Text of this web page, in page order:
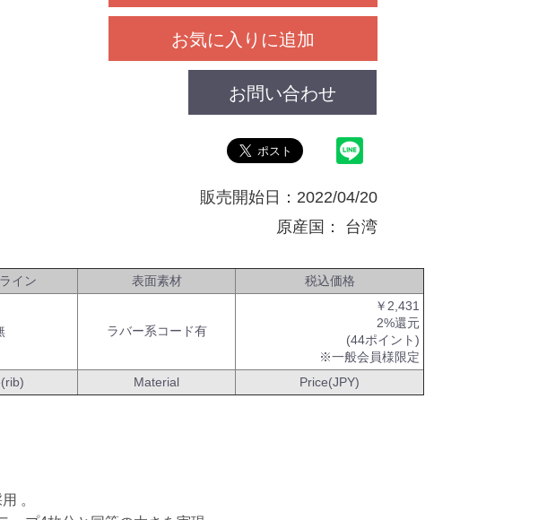
お気に入りに追加
お問い合わせ
販売開始日：2022/04/20
原産国： 台湾
イン 表面素材 税込価格
ラバー系コード有
￥2,431
2%還元
(44ポイント)
※一般会員様限定
Material Price(JPY)
。